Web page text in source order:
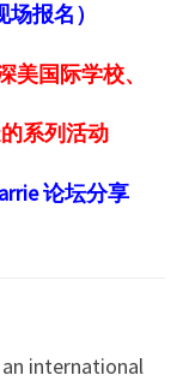
报名）
美国际学校、
系列活动
论坛分享
an international